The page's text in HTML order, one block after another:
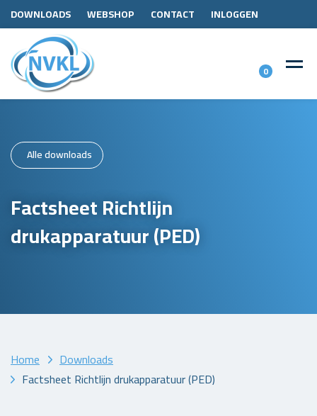
DOWNLOADS WEBSHOP CONTACT INLOGGEN
0
Alle downloads
Factsheet Richtlijn
drukapparatuur (PED)
Home
Downloads
Factsheet Richtlijn drukapparatuur (PED)